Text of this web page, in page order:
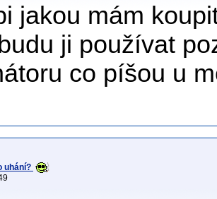
jakou mám
ji používat
co píšou u
uhání?